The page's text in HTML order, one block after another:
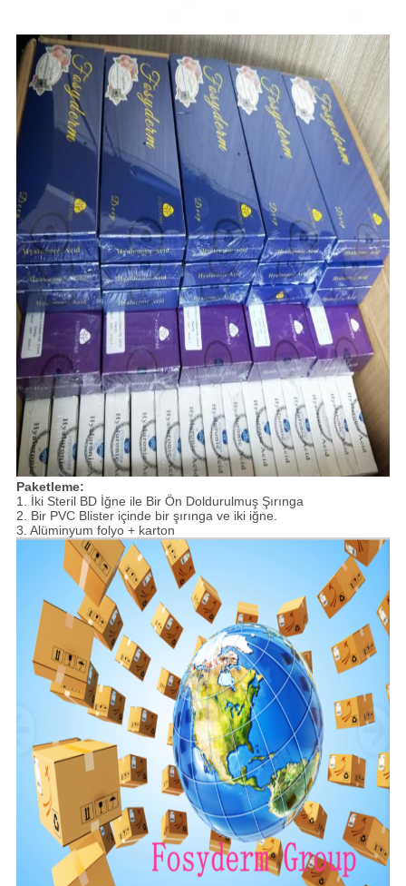
Paketleme:
1. İki Steril BD İğne ile Bir Ön Doldurulmuş Şırınga
2. Bir PVC Blister içinde bir şırınga ve iki iğne.
3. Alüminyum folyo + karton